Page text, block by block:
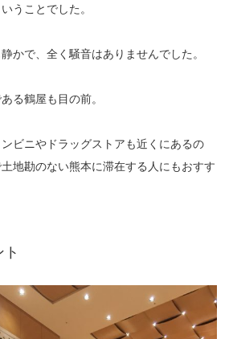
うことでした。
かで、全く騒音はありませんでした。
る鶴屋も目の前。
ビニやドラッグストアも近くにあるの
地勘のない熊本に滞在する人にもおすす